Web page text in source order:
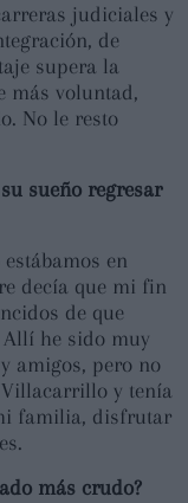
judiciales y
de
supera la
más voluntad,
No le resto
sueño regresar
en
decía que mi fin
de que
he sido muy
amigos, pero no
y tenía
familia, disfrutar
más crudo?